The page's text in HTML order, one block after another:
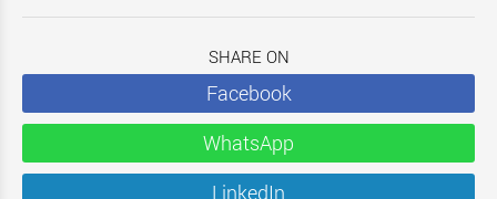
SHARE ON
Facebook
WhatsApp
LinkedIn